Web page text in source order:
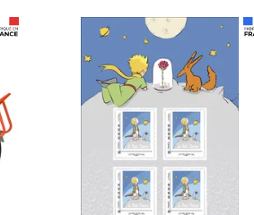
Prix 7,50€